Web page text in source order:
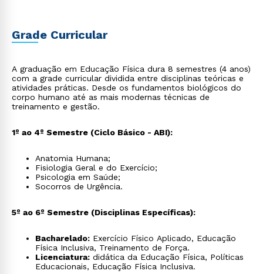
Grade Curricular
A graduação em Educação Física dura 8 semestres (4 anos)
com a grade curricular dividida entre disciplinas teóricas e
atividades práticas. Desde os fundamentos biológicos do
corpo humano até as mais modernas técnicas de
treinamento e gestão.
1º ao 4º Semestre (Ciclo Básico - ABI):
Anatomia Humana;
Fisiologia Geral e do Exercício;
Psicologia em Saúde;
Socorros de Urgência.
5º ao 6º Semestre (Disciplinas Específicas):
Bacharelado: Exercício Físico Aplicado, Educação
Física Inclusiva, Treinamento de Força.
Licenciatura: didática da Educação Física, Políticas
Educacionais, Educação Física Inclusiva.
ou